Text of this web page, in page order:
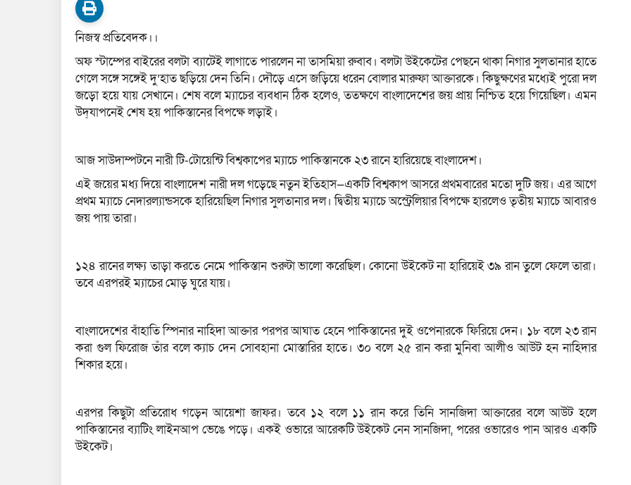
নিজস্ব প্রতিবেদক।।
অফ স্টাম্পের বাইরের বলটা ব্যাটেই লাগাতে পারলেন না তাসমিয়া রুবাব। বলটা উইকেটের পেছনে থাকা নিগার সুলতানার হাতে
গেলে সঙ্গে সঙ্গেই দু’হাত ছড়িয়ে দেন তিনি। দৌড়ে এসে জড়িয়ে ধরেন বোলার মারুফা আক্তারকে। কিছুক্ষণের মধ্যেই পুরো দল
জড়ো হয়ে যায় সেখানে। শেষ বলে ম্যাচের ব্যবধান ঠিক হলেও, ততক্ষণে বাংলাদেশের জয় প্রায় নিশ্চিত হয়ে গিয়েছিল। এমন
উদ্‌যাপনেই শেষ হয় পাকিস্তানের বিপক্ষে লড়াই।
আজ সাউদাম্পটনে নারী টি-টোয়েন্টি বিশ্বকাপের ম্যাচে পাকিস্তানকে ২৩ রানে হারিয়েছে বাংলাদেশ।
এই জয়ের মধ্য দিয়ে বাংলাদেশ নারী দল গড়েছে নতুন ইতিহাস—একটি বিশ্বকাপ আসরে প্রথমবারের মতো দুটি জয়। এর আগে
প্রথম ম্যাচে নেদারল্যান্ডসকে হারিয়েছিল নিগার সুলতানার দল। দ্বিতীয় ম্যাচে অস্ট্রেলিয়ার বিপক্ষে হারলেও তৃতীয় ম্যাচে আবারও
জয় পায় তারা।
১২৪ রানের লক্ষ্য তাড়া করতে নেমে পাকিস্তান শুরুটা ভালো করেছিল। কোনো উইকেট না হারিয়েই ৩৯ রান তুলে ফেলে তারা।
তবে এরপরই ম্যাচের মোড় ঘুরে যায়।
বাংলাদেশের বাঁহাতি স্পিনার নাহিদা আক্তার পরপর আঘাত হেনে পাকিস্তানের দুই ওপেনারকে ফিরিয়ে দেন। ১৮ বলে ২৩ রান
করা গুল ফিরোজ তাঁর বলে ক্যাচ দেন সোবহানা মোস্তারির হাতে। ৩০ বলে ২৫ রান করা মুনিবা আলীও আউট হন নাহিদার
শিকার হয়ে।
এরপর কিছুটা প্রতিরোধ গড়েন আয়েশা জাফর। তবে ১২ বলে ১১ রান করে তিনি সানজিদা আক্তারের বলে আউট হলে
পাকিস্তানের ব্যাটিং লাইনআপ ভেঙে পড়ে। একই ওভারে আরেকটি উইকেট নেন সানজিদা, পরের ওভারেও পান আরও একটি
উইকেট।